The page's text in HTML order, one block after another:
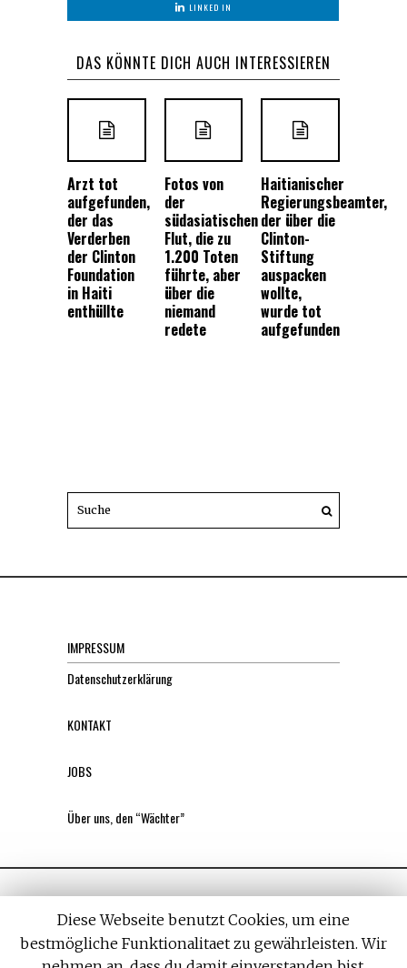
LINKED IN
DAS KÖNNTE DICH AUCH INTERESSIEREN
Arzt tot
aufgefunden,
der das
Verderben
der Clinton
Foundation
in Haiti
enthüllte
Fotos von
der
südasiatischen
Flut, die zu
1.200 Toten
führte, aber
über die
niemand
redete
Haitianischer
Regierungsbeamter,
der über die
Clinton-
Stiftung
auspacken
wollte,
wurde tot
aufgefunden
IMPRESSUM
Datenschutzerklärung
KONTAKT
JOBS
Über uns, den “Wächter”
Diese Webseite benutzt Cookies, um eine
bestmögliche Funktionalitaet zu gewährleisten. Wir